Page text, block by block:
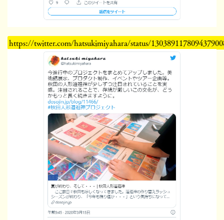
https://twitter.com/hatsukimiyahara/status/